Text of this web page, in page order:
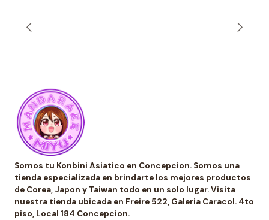
Somos tu Konbini Asiatico en Concepcion. Somos una
tienda especializada en brindarte los mejores productos
de Corea, Japon y Taiwan todo en un solo lugar. Visita
nuestra tienda ubicada en Freire 522, Galeria Caracol. 4to
piso, Local 184 Concepcion.